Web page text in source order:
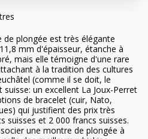
plongée est très élégante
mm d'épaisseur, étanche à
mais elle témoigne d'une rare
à la tradition des cultures
(comme il se doit, le
un excellent La Joux-Perret
de bracelet (cuir, Nato,
qui justifient des prix très
suisses et 2 000 francs suisses.
une montre de plongée à